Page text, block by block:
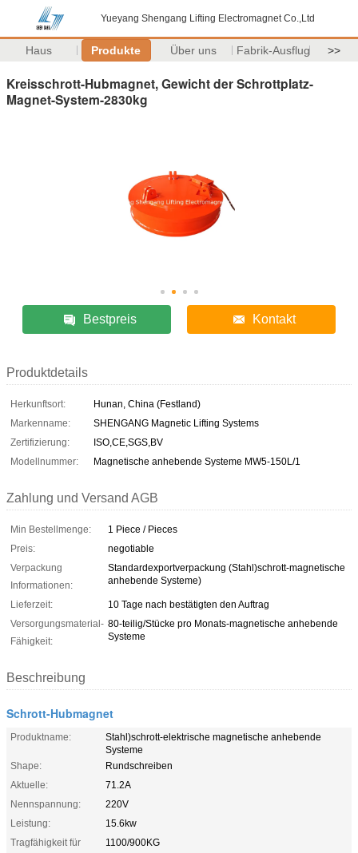
Yueyang Shengang Lifting Electromagnet Co.,Ltd
Haus Produkte Über uns Fabrik-Ausflug >>
Kreisschrott-Hubmagnet, Gewicht der Schrottplatz-
Magnet-System-2830kg
Bestpreis Kontakt
Produktdetails
Herkunftsort:
Hunan, China (Festland)
Markenname:
SHENGANG Magnetic Lifting Systems
Zertifizierung:
ISO,CE,SGS,BV
Modellnummer:
Magnetische anhebende Systeme MW5-150L/1
Zahlung und Versand AGB
Min Bestellmenge:
1 Piece / Pieces
Preis:
negotiable
Verpackung
Informationen:
Standardexportverpackung (Stahl)schrott-magnetische
anhebende Systeme)
Lieferzeit:
10 Tage nach bestätigten den Auftrag
Versorgungsmaterial-
Fähigkeit:
80-teilig/Stücke pro Monats-magnetische anhebende
Systeme
Beschreibung
Schrott-Hubmagnet
Produktname:
Stahl)schrott-elektrische magnetische anhebende
Systeme
Shape:
Rundschreiben
Aktuelle:
71.2A
Nennspannung:
220V
Leistung:
15.6kw
Tragfähigkeit für
1100/900KG